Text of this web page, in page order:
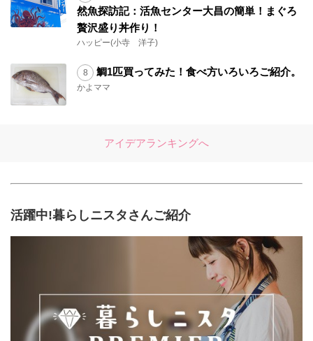
然魚探訪記：活魚センター大昌の簡単！まぐろ
贅沢盛り丼作り！
ハッピー(小寺 洋子)
鯛1匹買ってみた！食べ方いろいろご紹介。
かよママ
アイデアランキングへ
活躍中!暮らしニスタさんご紹介